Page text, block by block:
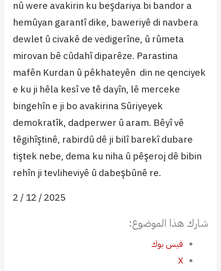
nû were avakirin ku beşdariya bi bandor a
hemûyan garantî dike, baweriyê di navbera
dewlet û civakê de vedigerîne, û rûmeta
mirovan bê cûdahî diparêze. Parastina
mafên Kurdan û pêkhateyên din ne qenciyek
e ku ji hêla kesî ve tê dayîn, lê merceke
bingehîn e ji bo avakirina Sûriyeyek
demokratîk, dadperwer û aram. Bêyî vê
têgihîştinê, rabirdû dê ji bilî barekî dubare
tiştek nebe, dema ku niha û pêşeroj dê bibin
rehîn ji tevliheviyê û dabeşbûnê re.
2 / 12 / 2025
شارك هذا الموضوع:
فيس بوك
X